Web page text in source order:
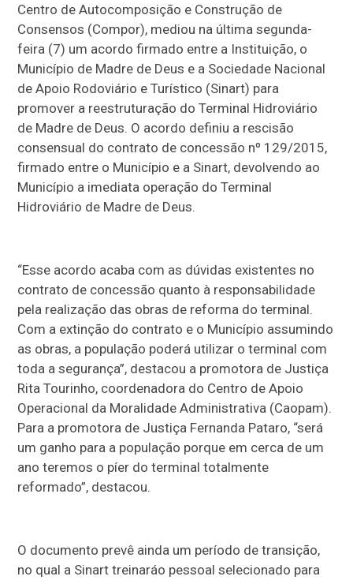
Centro de Autocomposição e Construção de
Consensos (Compor), mediou na última segunda-
feira (7) um acordo firmado entre a Instituição, o
Município de Madre de Deus e a Sociedade Nacional
de Apoio Rodoviário e Turístico (Sinart) para
promover a reestruturação do Terminal Hidroviário
de Madre de Deus. O acordo definiu a rescisão
consensual do contrato de concessão nº 129/2015,
firmado entre o Município e a Sinart, devolvendo ao
Município a imediata operação do Terminal
Hidroviário de Madre de Deus.
“Esse acordo acaba com as dúvidas existentes no
contrato de concessão quanto à responsabilidade
pela realização das obras de reforma do terminal.
Com a extinção do contrato e o Município assumindo
as obras, a população poderá utilizar o terminal com
toda a segurança”, destacou a promotora de Justiça
Rita Tourinho, coordenadora do Centro de Apoio
Operacional da Moralidade Administrativa (Caopam).
Para a promotora de Justiça Fernanda Pataro, “será
um ganho para a população porque em cerca de um
ano teremos o píer do terminal totalmente
reformado”, destacou.
O documento prevê ainda um período de transição,
no qual a Sinart treinaráo pessoal selecionado para